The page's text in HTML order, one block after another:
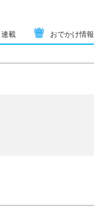
載 おでかけ情報